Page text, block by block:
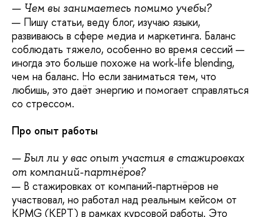
— Чем вы занимаетесь помимо учебы?
— Пишу статьи, веду блог, изучаю языки,
развиваюсь в сфере медиа и маркетинга. Баланс
соблюдать тяжело, особенно во время сессий —
иногда это больше похоже на work-life blending,
чем на баланс. Но если заниматься тем, что
любишь, это даёт энергию и помогает справляться
со стрессом.
Про опыт работы
— Был ли у вас опыт участия в стажировках
от компаний-партнёров?
— В стажировках от компаний-партнёров не
участвовал, но работал над реальным кейсом от
KPMG (KEPT) в рамках курсовой работы. Это